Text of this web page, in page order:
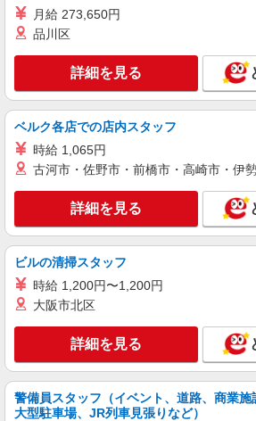
額支給（規定あり） 【月
務＋残業25h＋深夜45.76h
キープ
派遣社員
株式会社テクノ・サービス/お仕事No/0890985
時給1350円 月収例：
日出勤手当て等が含まれています
給 岐阜県大垣市 ＊車・
キープ
派遣社員
株式会社グロップ 岐阜オフィス
機械オペレーター／土
時給1,450円〜1,813
年毎に時給見直しあり ※
り） ※残業手当：法定基準通り別途支給 ※夜勤手
当：22時〜翌5時は25％
費支給規定あり ※給与の希
囲：会社の定める就業場
月給 273,650円
品川区
詳細を見る
ベルク各店での店内スタッフ
時給 1,065円
古河市・佐野市・前橋市・高崎市・伊
詳細を見る
ビルの清掃スタッフ
時給 1,200円〜1,200円
大阪市北区
詳細を見る
警備員スタッフ（イベント、道路、商業施
大型駐車場、JR列車見張りなど）